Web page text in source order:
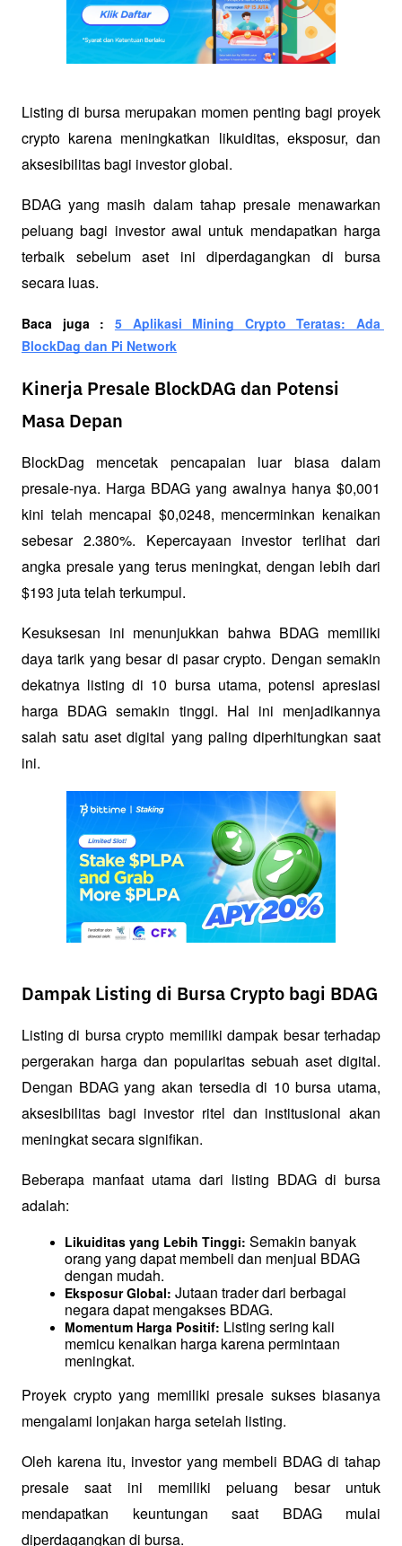
Listing di bursa merupakan momen penting bagi proyek
crypto karena meningkatkan likuiditas, eksposur, dan
aksesibilitas bagi investor global.
BDAG yang masih dalam tahap presale menawarkan
peluang bagi investor awal untuk mendapatkan harga
terbaik sebelum aset ini diperdagangkan di bursa
secara luas.
Baca juga : 5 Aplikasi Mining Crypto Teratas: Ada
BlockDag dan Pi Network
Kinerja Presale BlockDAG dan Potensi
Masa Depan
BlockDag mencetak pencapaian luar biasa dalam
presale-nya. Harga BDAG yang awalnya hanya $0,001
kini telah mencapai $0,0248, mencerminkan kenaikan
sebesar 2.380%. Kepercayaan investor terlihat dari
angka presale yang terus meningkat, dengan lebih dari
$193 juta telah terkumpul.
Kesuksesan ini menunjukkan bahwa BDAG memiliki
daya tarik yang besar di pasar crypto. Dengan semakin
dekatnya listing di 10 bursa utama, potensi apresiasi
harga BDAG semakin tinggi. Hal ini menjadikannya
salah satu aset digital yang paling diperhitungkan saat
ini.
Dampak Listing di Bursa Crypto bagi BDAG
Listing di bursa crypto memiliki dampak besar terhadap
pergerakan harga dan popularitas sebuah aset digital.
Dengan BDAG yang akan tersedia di 10 bursa utama,
aksesibilitas bagi investor ritel dan institusional akan
meningkat secara signifikan.
Beberapa manfaat utama dari listing BDAG di bursa
adalah:
Likuiditas yang Lebih Tinggi: Semakin banyak
orang yang dapat membeli dan menjual BDAG
dengan mudah.
Eksposur Global: Jutaan trader dari berbagai
negara dapat mengakses BDAG.
Momentum Harga Positif: Listing sering kali
memicu kenaikan harga karena permintaan
meningkat.
Proyek crypto yang memiliki presale sukses biasanya
mengalami lonjakan harga setelah listing.
Oleh karena itu, investor yang membeli BDAG di tahap
presale saat ini memiliki peluang besar untuk
mendapatkan keuntungan saat BDAG mulai
diperdagangkan di bursa.